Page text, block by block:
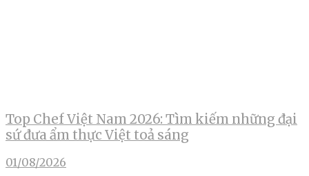
Top Chef Việt Nam 2026: Tìm kiếm những đại
sứ đưa ẩm thực Việt toả sáng
01/08/2026